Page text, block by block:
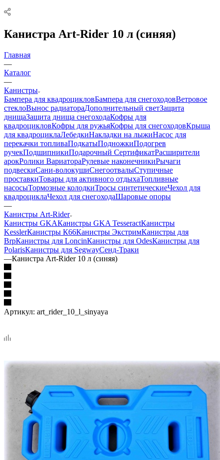
Канистра Art-Rider 10 л (синяя)
Главная
—
Каталог
—
Канистры
Бампера для квадроцикловБампера для снегоходовВетровое
стеклоВынос радиатораДополнительный светЗащита
днищаЗащита днища снегоходаКофры для
квадроцикловКофры для ружьяКофры для снегоходовКрыша
для квадроциклаЛебедкиНакладки на лыжиНасос для
перекачки топливаПодкатыПодножкиПодогрев
ручекПодшипникиПодарочный СертификатРасширители
арокРолики ВариатораРулевые наконечникиРычаги
подвескиСани-волокушиСнегоотвалыСтупичные
проставкиТовары для активного отдыхаТопливные
насосыТормозные колодкиТросы синтетическиеЧехол для
квадроциклаЧехол для снегоходаШаровые опоры
—
Канистры Art-Rider
Канистры GKAКанистры GKA TesseractКанистры
KesslerКанистры К66Канистры ЭкстримКанистры для
BrpКанистры для LoncinКанистры для OdesКанистры для
PolarisКанистры для SegwayСенд-Траки
—Канистра Art-Rider 10 л (синяя)
Артикул: art_rider_10_l_sinyaya